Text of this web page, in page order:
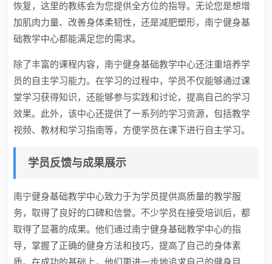
恢复，这里的教练会为您提供全方位的指导。无论您是想增
加肌肉力量、改善身体柔韧性，还是减肥塑形，南宁健身基
础教学中心都能满足您的需求。
除了丰富的课程内容，南宁健身基础教学中心还注重培养学
员的自主学习能力。在学习的过程中，学员不仅能够通过课
堂学习获得知识，还能够参与实践和讨论，提高自己的学习
效果。此外，该中心还提供了一系列的学习资源，包括教学
视频、教材和学习指南等，方便学员在课下进行自主学习。
学员反馈与成果展示
南宁健身基础教学中心致力于为学员提供高质量的教学服
务，取得了良好的口碑和信誉。不少学员在接受培训后，都
取得了显著的成果。他们通过南宁健身基础教学中心的指
导，掌握了正确的健身方法和技巧，提高了自己的身体素
质。在成功的基础上，他们更进一步地追求自己的健身目